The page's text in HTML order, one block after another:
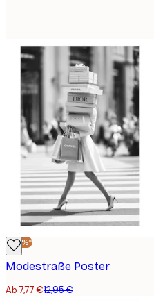
-40%*
Modestraße Poster
Ab 7,77 €12,95 €